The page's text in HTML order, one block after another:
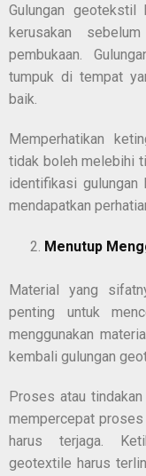
Gulungan geotekstil
kerusakan
pembukaan.
tumpuk di tempat
baik.
Memperhatikan
tidak boleh melebihi
identifikasi gulungan
mendapatkan
Menutup
Material yang
penting untuk
menggunakan
kembali gulungan
Proses atau
mempercepat
harus terjaga.
geotextile harus